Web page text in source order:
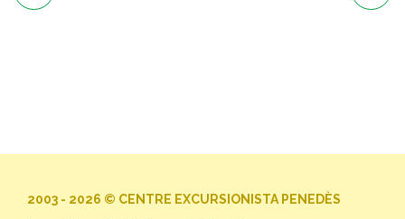
2003 - 2026 © CENTRE EXCURSIONISTA PENEDÈS